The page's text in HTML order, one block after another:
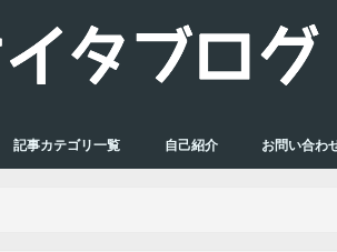
記事カテゴリ一覧 自己紹介 お問い合わ